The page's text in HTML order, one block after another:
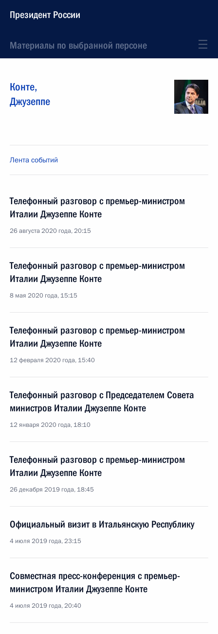
Президент России
Материалы по выбранной персоне
Конте,
Джузеппе
Лента событий
Телефонный разговор с премьер-министром
Италии Джузеппе Конте
26 августа 2020 года, 20:15
Телефонный разговор с премьер-министром
Италии Джузеппе Конте
8 мая 2020 года, 15:15
Телефонный разговор с премьер-министром
Италии Джузеппе Конте
12 февраля 2020 года, 15:40
Телефонный разговор с Председателем Совета
министров Италии Джузеппе Конте
12 января 2020 года, 18:10
Телефонный разговор с премьер-министром
Италии Джузеппе Конте
26 декабря 2019 года, 18:45
Официальный визит в Итальянскую Республику
4 июля 2019 года, 23:15
Совместная пресс-конференция с премьер-
министром Италии Джузеппе Конте
4 июля 2019 года, 20:40